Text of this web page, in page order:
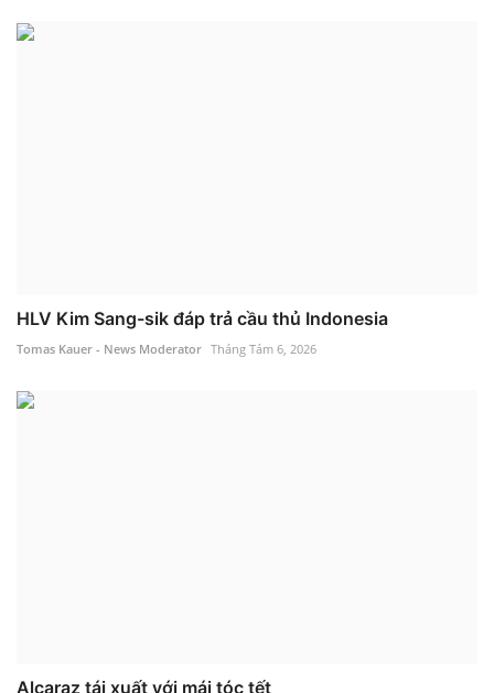
HLV Kim Sang-sik đáp trả cầu thủ Indonesia
Tomas Kauer - News Moderator Tháng Tám 6, 2026
Alcaraz tái xuất với mái tóc tết